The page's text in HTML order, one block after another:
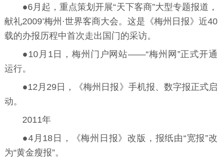
●6月起，重点策划开展“天下客商”大型专题报道，
献礼2009’梅州·世界客商大会。这是《梅州日报》近40
载的办报历程中首次走出国门的采访。
●10月1日，梅州门户网站——“梅州网”正式开通
运行。
●12月29日，《梅州日报》手机报、数字报正式启
动。
2011年
●4月18日，《梅州日报》改版，报纸由“宽报”改
为“黄金瘦报”。